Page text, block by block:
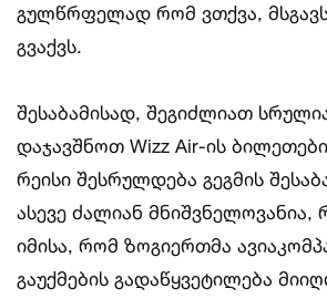
გულწრფელად რომ ვთქვა,
გვაქვს.
შესაბამისად, შეგიძლიათ
დაჯავშნოთ Wizz Air-ის
რეისი შესრულდება გეგმის
ასევე ძალიან მნიშვნელოვანია,
იმისა, რომ ზოგიერთმა
გაუქმების გადაწყვეტილება